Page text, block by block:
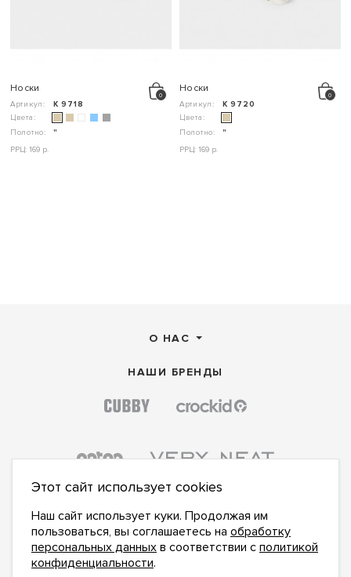
Носки
Артикул:
К 9718
Цвета:
Полотно:
"
РРЦ: 169 р.
Носки
Артикул:
К 9720
Цвета:
Полотно:
"
РРЦ: 169 р.
О НАС
НАШИ БРЕНДЫ
ПОДПИСАТЬСЯ НА НОВОСТИ:
Этот сайт использует cookies
Наш сайт использует куки. Продолжая им
пользоваться, вы соглашаетесь на обработку
персональных данных в соответствии с политикой
конфиденциальности.